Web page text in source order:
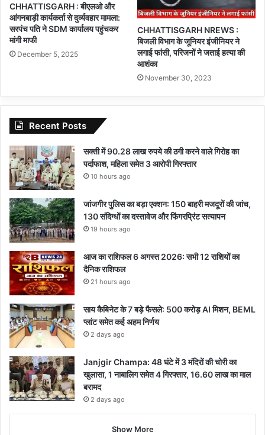
CHHATTISGARH : बीएलओ और
आंगनबाड़ी कार्यकर्ता से दुर्व्यवहार मामला:
सरपंच पति ने SDM कार्यालय पहुंचकर
मांगी माफी
December 5, 2025
CHHATTISGARH NREWS :
बिजली विभाग के जूनियर इंजीनियर ने
लगाई फांसी, परिजनों ने जताई हत्या की
आशंका
November 30, 2023
Recent Posts
सक्ती में 90.28 लाख रुपये की ठगी करने वाले गिरोह का
पर्दाफाश, महिला समेत 3 आरोपी गिरफ्तार
10 hours ago
जांजगीर पुलिस का बड़ा एक्शन: 150 बाहरी मजदूरों की जांच,
130 संदिग्धों का दस्तावेज और फिंगरप्रिंट सत्यापन
19 hours ago
आज का राशिफल 6 अगस्त 2026: सभी 12 राशियों का
दैनिक राशिफल
21 hours ago
साय कैबिनेट के 7 बड़े फैसले: 500 करोड़ AI मिशन, BEML
प्लांट समेत कई अहम निर्णय
2 days ago
Janjgir Champa: 48 घंटे में 3 मंदिरों की चोरी का
खुलासा, 1 नाबालिग समेत 4 गिरफ्तार, 16.60 लाख का माल
बरामद
2 days ago
Show More